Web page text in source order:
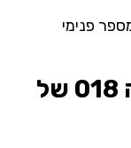
פנימי
3. השתמשו בקוד הגישה 018 של